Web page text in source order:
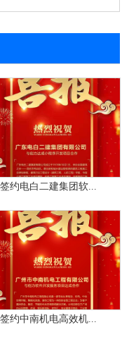
签约电白二建集团软...
签约中南机电高效机...